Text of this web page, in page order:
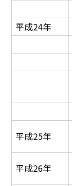
平成24年
平成25年
平成26年